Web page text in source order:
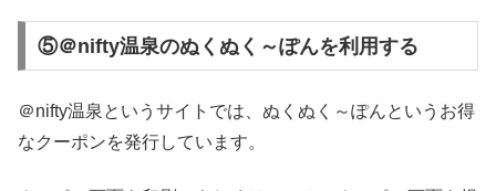
⑤＠nifty温泉のぬくぬく～ぽんを利用する
＠nifty温泉というサイトでは、ぬくぬく～ぽんというお得
なクーポンを発行しています。